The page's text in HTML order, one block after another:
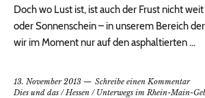
Doch wo Lust ist, ist auch der Frust nicht
oder Sonnenschein – in unserem Bereich
wir im Moment nur auf den asphaltierten …
13. November 2013
Schreibe einen Kommentar
Dies und das / Hessen / Unterwegs im Rhein-Main-